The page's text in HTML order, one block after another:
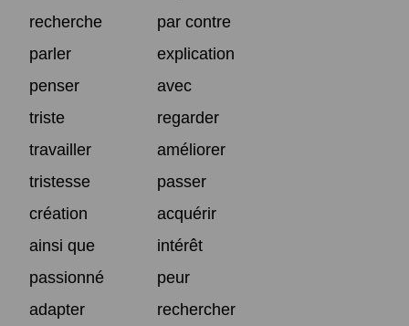
recherche
par contre
parler
explication
penser
avec
triste
regarder
travailler
améliorer
tristesse
passer
création
acquérir
ainsi que
intérêt
passionné
peur
adapter
rechercher